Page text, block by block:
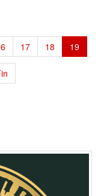
17 18 19